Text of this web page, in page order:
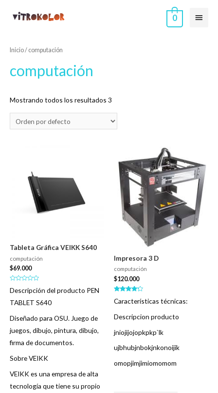
0
Inicio/ computación
computación
Mostrando todos los resultados 3
Tableta Gráfica VEIKK S640
computación
$69.000
en
de
Descripción del producto PEN
TABLET S640
Diseñado para OSU. Juego de
juegos, dibujo, pintura, dibujo,
firma de documentos.
Sobre VEIKK
VEIKK es una empresa de alta
tecnología que tiene su propio
Impresora 3 D
computación
$120.000
en
de 5
Características técnicas:
Descripcion producto
jniojijojopkpkp`lk
ujbhubjnbokjnkonoijik
omopjimjimiomomom